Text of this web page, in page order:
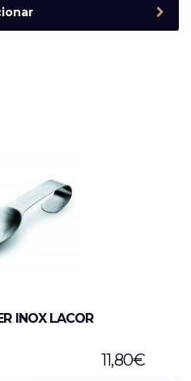
INOX LACOR
11,80€